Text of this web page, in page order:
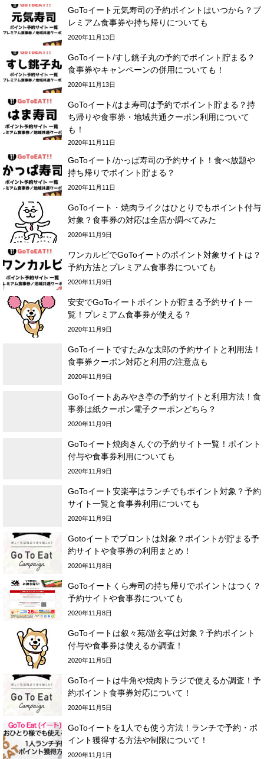
GoToイート元気寿司の予約ポイントはいつから？プ
レミアム食事券や持ち帰りについても
2020年11月13日
GoToイート/すし銚子丸の予約でポイント貯まる？
食事券やキャンペーンの併用についても！
2020年11月13日
GoToイート/はま寿司は予約でポイント貯まる？持
ち帰りや食事券・地域共通クーポン利用について
も！
2020年11月11日
GoToイート/かっぱ寿司の予約サイト！食べ放題や
持ち帰りでポイント貯まる？
2020年11月11日
GoToイート・焼肉ライクはひとりでもポイント付与
対象？食事券の対応は全店か調べてみた
2020年11月9日
ワンカルビでGoToイートのポイント対象サイトは？
予約方法とプレミアム食事券についても
2020年11月9日
安安でGoToイートポイントが貯まる予約サイト一
覧！プレミアム食事券が使える？
2020年11月9日
GoToイートですたみな太郎の予約サイトと利用法！
食事券クーポン対応と利用の注意点も
2020年11月9日
GoToイートあみやき亭の予約サイトと利用方法！食
事券は紙クーポン電子クーポンどちら？
2020年11月9日
GoToイート焼肉きんぐの予約サイト一覧！ポイント
付与や食事券利用についても
2020年11月9日
GoToイート安楽亭はランチでもポイント対象？予約
サイト一覧と食事券利用についても
2020年11月9日
Gotoイートでプロントは対象？ポイントが貯まる予
約サイトや食事券の利用まとめ！
2020年11月8日
GoToイートくら寿司の持ち帰りでポイントはつく？
予約サイトや食事券についても
2020年11月8日
GoToイートは叙々苑/游玄亭は対象？予約ポイント
付与や食事券は使えるか調査！
2020年11月5日
GoToイートは牛角や焼肉トラジで使えるか調査！予
約ポイント食事券対応について！
2020年11月5日
GoToイートを1人でも使う方法！ランチで予約・ポ
イント獲得する方法や制限について！
2020年11月1日